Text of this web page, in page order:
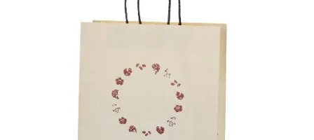
キャンペーン・季節商品・